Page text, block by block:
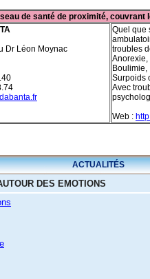
de santé de proximité, couvrant
Dr Léon Moynac
Quel que
troubles
Anorexie,
Boulimie,
Surpoids
Avec
Web :
ACTUALITÉS
DES EMOTIONS